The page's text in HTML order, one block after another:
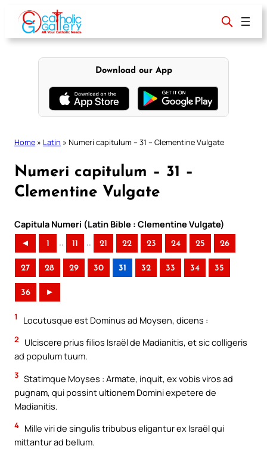
content
Download our App
Home » Latin » Numeri capitulum – 31 – Clementine Vulgate
Numeri capitulum – 31 –
Clementine Vulgate
Capitula Numeri (Latin Bible : Clementine Vulgate)
◄ 1 .. 11 .. 21 22 23 24 25 26
27 28 29 30 31 32 33 34 35
36 ►
1 Locutusque est Dominus ad Moysen, dicens :
2
Ulciscere prius filios Israël de Madianitis, et sic colligeris
ad populum tuum.
3 Statimque Moyses : Armate, inquit, ex vobis viros ad
pugnam, qui possint ultionem Domini expetere de
Madianitis.
4 Mille viri de singulis tribubus eligantur ex Israël qui
mittantur ad bellum.